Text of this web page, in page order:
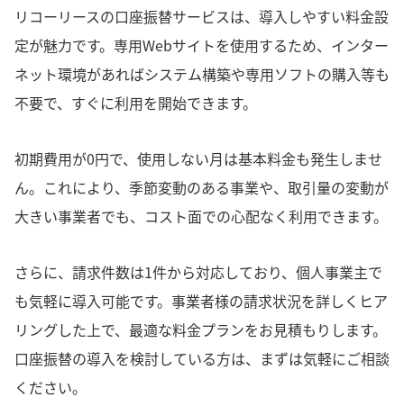
リコーリースの口座振替サービスは、導入しやすい料金設
定が魅力です。専用Webサイトを使用するため、インター
ネット環境があればシステム構築や専用ソフトの購入等も
不要で、すぐに利用を開始できます。
初期費用が0円で、使用しない月は基本料金も発生しませ
ん。これにより、季節変動のある事業や、取引量の変動が
大きい事業者でも、コスト面での心配なく利用できます。
さらに、請求件数は1件から対応しており、個人事業主で
も気軽に導入可能です。事業者様の請求状況を詳しくヒア
リングした上で、最適な料金プランをお見積もりします。
口座振替の導入を検討している方は、まずは気軽にご相談
ください。